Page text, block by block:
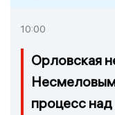
10:00
Орловская
процесс